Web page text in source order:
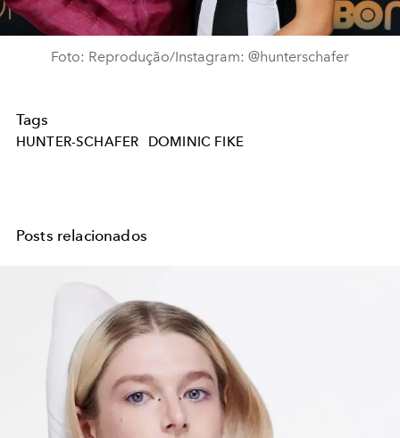
Foto: Reprodução/Instagram: @hunterschafer
Tags
HUNTER-SCHAFER DOMINIC FIKE
Posts relacionados